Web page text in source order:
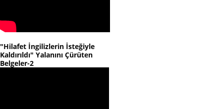
"Hilafet İngilizlerin İsteğiyle
Kaldırıldı" Yalanını Çürüten
Belgeler-2